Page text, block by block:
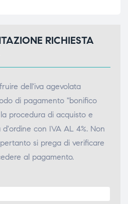
RICHIESTA
dell'iva agevolata
di pagamento "bonifico
procedura di acquisto e
con IVA AL 4%. Non
si prega di verificare
al pagamento.